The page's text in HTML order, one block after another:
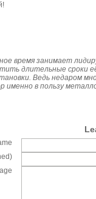
время занимает
длительные сроки
Ведь недаром
в пользу